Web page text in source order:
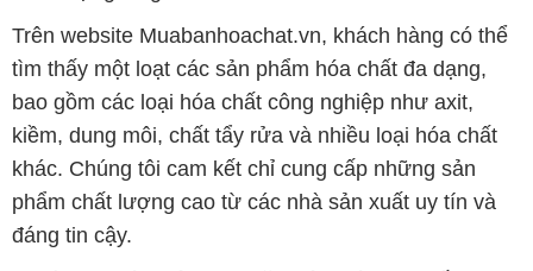
Trên website Muabanhoachat.vn, khách hàng có thể
tìm thấy một loạt các sản phẩm hóa chất đa dạng,
bao gồm các loại hóa chất công nghiệp như axit,
kiềm, dung môi, chất tẩy rửa và nhiều loại hóa chất
khác. Chúng tôi cam kết chỉ cung cấp những sản
phẩm chất lượng cao từ các nhà sản xuất uy tín và
đáng tin cậy.